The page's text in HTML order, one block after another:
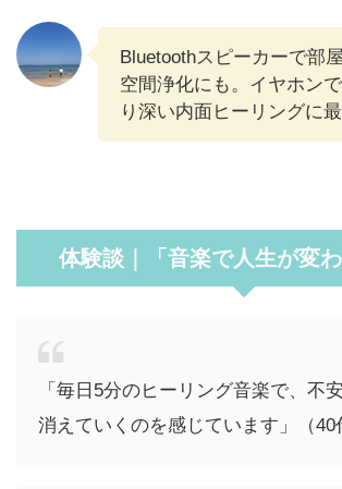
Bluetoothスピーカーで部
空間浄化にも。イヤホン
り深い内面ヒーリングに最
体験談｜「音楽で人生が変
「毎日5分のヒーリング音楽で、不
消えていくのを感じています」（40